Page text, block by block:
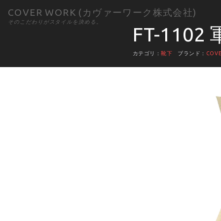
COVER WORK (カヴァーワーク株式会社)
そのこだわりがスタイルを決める。
FT-1102
カテゴリ：靴下 ブランド：